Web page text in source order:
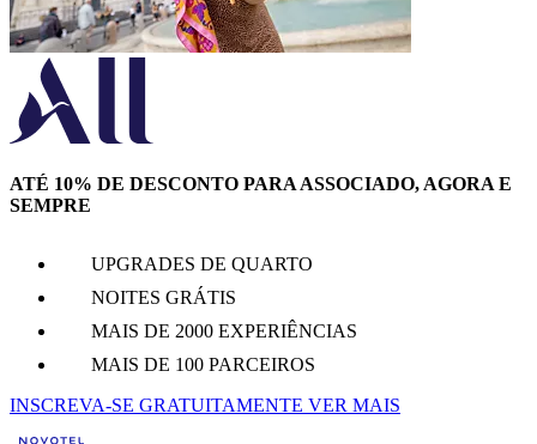
ATÉ 10% DE DESCONTO PARA ASSOCIADO, AGORA E
SEMPRE
UPGRADES DE QUARTO
NOITES GRÁTIS
MAIS DE 2000 EXPERIÊNCIAS
MAIS DE 100 PARCEIROS
INSCREVA-SE GRATUITAMENTE VER MAIS